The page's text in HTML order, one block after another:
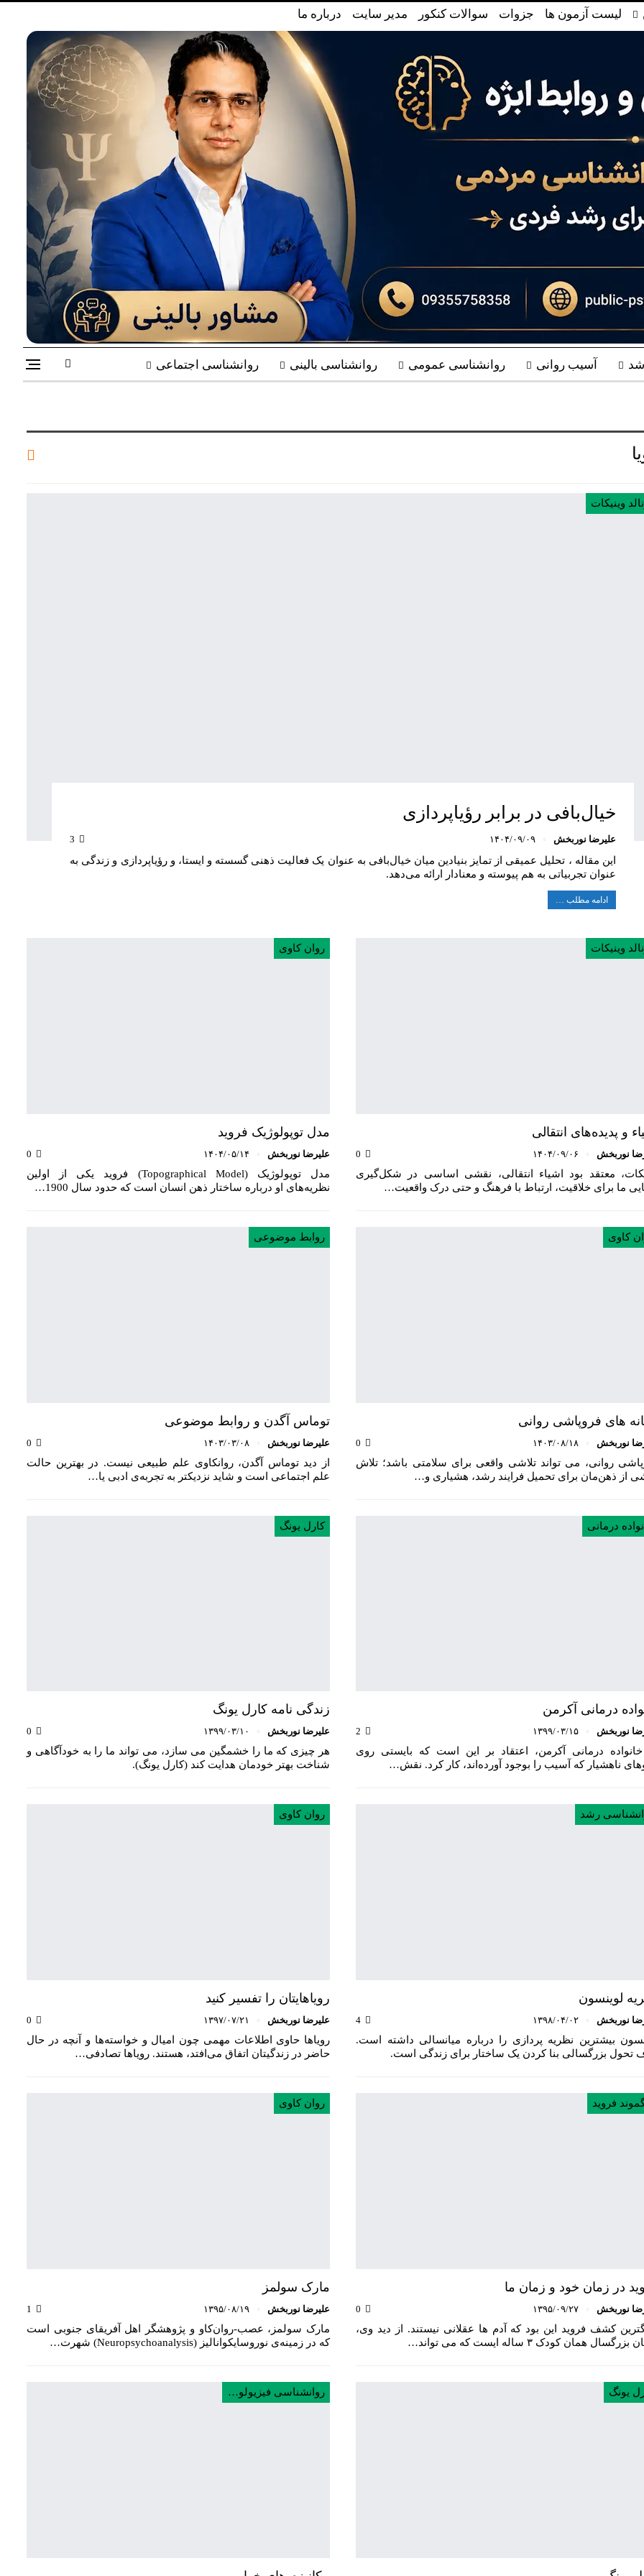
لیست آزمون ها جزوات سوالات کنکور مدیر سایت درباره ما
آسیب روانی روانشناسی عمومی روانشناسی بالینی روانشناسی اجتماعی
وینیکات
خیال‌بافی در برابر رؤیاپردازی
علیرضا نوربخش ۱۴۰۴/۰۹/۰۹
این مقاله ، تحلیل عمیقی از تمایز بنیادین میان خیال‌بافی به عنوان یک فعالیت ذهنی گسسته و ایستا، و رؤیاپردازی و زندگی به
عنوان تجربیاتی به هم پیوسته و معنادار ارائه می‌دهد.
ادامه مطلب …
وینیکات
و پدیده‌های انتقالی
نوربخش ۱۴۰۴/۰۹/۰۶
معتقد بود اشیاء انتقالی، نقشی اساسی در شکل‌گیری
ما برای خلاقیت، ارتباط با فرهنگ و حتی درک واقعیت…
روان کاوی
مدل توپولوژیک فروید
علیرضا نوربخش ۱۴۰۴/۰۵/۱۴
مدل توپولوژیک (Topographical Model) فروید یکی از اولین
نظریه‌های او درباره ساختار ذهن انسان است که حدود سال 1900…
کاوی
های فروپاشی روانی
نوربخش ۱۴۰۳/۰۸/۱۸
روانی، می تواند تلاشی واقعی برای سلامتی باشد؛ تلاش
از ذهن‌مان برای تحمیل فرایند رشد، هشیاری و…
روابط موضوعی
توماس آگدن و روابط موضوعی
علیرضا نوربخش ۱۴۰۳/۰۳/۰۸
از دید توماس آگدن، روانکاوی علم طبیعی نیست. در بهترین حالت
علم اجتماعی است و شاید نزدیکتر به تجربه‌ی ادبی یا…
درمانی
درمانی آکرمن
نوربخش ۱۳۹۹/۰۳/۱۵
درمانی آکرمن، اعتقاد بر این است که بایستی روی
ناهشیار که آسیب را بوجود آورده‌اند، کار کرد. نقش…
کارل یونگ
زندگی نامه کارل یونگ
علیرضا نوربخش ۱۳۹۹/۰۳/۱۰
هر چیزی که ما را خشمگین می سازد، می تواند ما را به خودآگاهی و
شناخت بهتر خودمان هدایت کند (کارل یونگ).
رشد
لوینسون
نوربخش ۱۳۹۸/۰۴/۰۲
بیشترین نظریه ‌پردازی را درباره میانسالی داشته است.
تحول بزرگسالی بنا کردن یک ساختار برای زندگی است.
روان کاوی
رویاهایتان را تفسیر کنید
علیرضا نوربخش ۱۳۹۷/۰۷/۲۱
رویاها حاوی اطلاعات مهمی چون امیال و خواسته‌ها و آنچه در حال
حاضر در زندگیتان اتفاق می‌افتد، هستند. رویاها تصادفی…
فروید
در زمان خود و زمان ما
نوربخش ۱۳۹۵/۰۹/۲۷
کشف فروید این بود که آدم ها عقلانی نیستند. از دید وی،
همان کودک ۳ ساله ایست که می تواند…
روان کاوی
مارک سولمز
علیرضا نوربخش ۱۳۹۵/۰۸/۱۹
مارک سولمز، عصب‌-روان‌کاو و پژوهشگر اهل آفریقای جنوبی است
که در زمینه‌ی نوروسایکوانالیز (Neuropsychoanalysis) شهرت…
یونگ روانشناسی فیزیولوژی